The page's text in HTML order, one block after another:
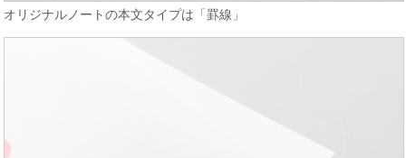
オリジナルノートの本文タイプは「罫線」